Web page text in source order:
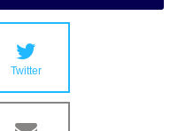
Twitter